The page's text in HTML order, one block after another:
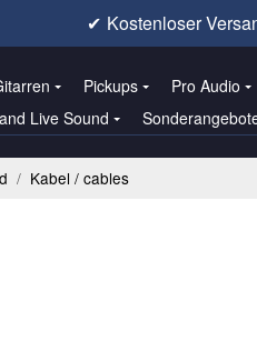
✔ Kostenloser
Pickups Pro Audio
Live Sound
/ Kabel / cables